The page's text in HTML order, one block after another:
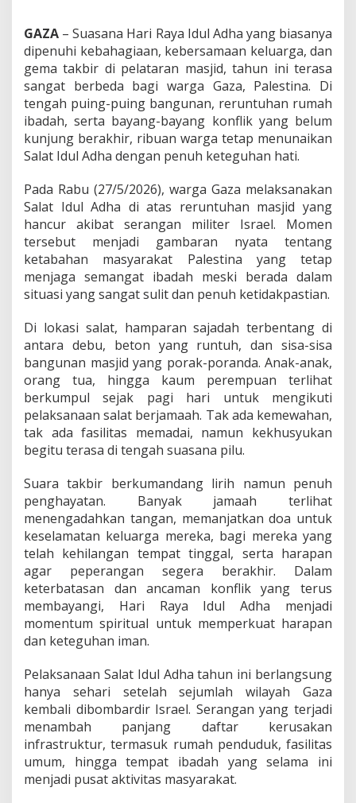
l
a
t
I
d
u
l
A
h
d
a
n
P
a
n
j
a
a
n
D
a
P
e
r
d
m
a
i
a
n
GAZA – Suasana Hari Raya Idul Adha yang biasanya
dipenuhi kebahagiaan, kebersamaan keluarga, dan
gema takbir di pelataran masjid, tahun ini terasa
sangat berbeda bagi warga Gaza, Palestina. Di
tengah puing-puing bangunan, reruntuhan rumah
ibadah, serta bayang-bayang konflik yang belum
kunjung berakhir, ribuan warga tetap menunaikan
Salat Idul Adha dengan penuh keteguhan hati.
Pada Rabu (27/5/2026), warga Gaza melaksanakan
Salat Idul Adha di atas reruntuhan masjid yang
hancur akibat serangan militer Israel. Momen
tersebut menjadi gambaran nyata tentang
ketabahan masyarakat Palestina yang tetap
menjaga semangat ibadah meski berada dalam
situasi yang sangat sulit dan penuh ketidakpastian.
Di lokasi salat, hamparan sajadah terbentang di
antara debu, beton yang runtuh, dan sisa-sisa
bangunan masjid yang porak-poranda. Anak-anak,
orang tua, hingga kaum perempuan terlihat
berkumpul sejak pagi hari untuk mengikuti
pelaksanaan salat berjamaah. Tak ada kemewahan,
tak ada fasilitas memadai, namun kekhusyukan
begitu terasa di tengah suasana pilu.
Suara takbir berkumandang lirih namun penuh
penghayatan. Banyak jamaah terlihat
menengadahkan tangan, memanjatkan doa untuk
keselamatan keluarga mereka, bagi mereka yang
telah kehilangan tempat tinggal, serta harapan
agar peperangan segera berakhir. Dalam
keterbatasan dan ancaman konflik yang terus
membayangi, Hari Raya Idul Adha menjadi
momentum spiritual untuk memperkuat harapan
dan keteguhan iman.
Pelaksanaan Salat Idul Adha tahun ini berlangsung
hanya sehari setelah sejumlah wilayah Gaza
kembali dibombardir Israel. Serangan yang terjadi
menambah panjang daftar kerusakan
infrastruktur, termasuk rumah penduduk, fasilitas
umum, hingga tempat ibadah yang selama ini
menjadi pusat aktivitas masyarakat.